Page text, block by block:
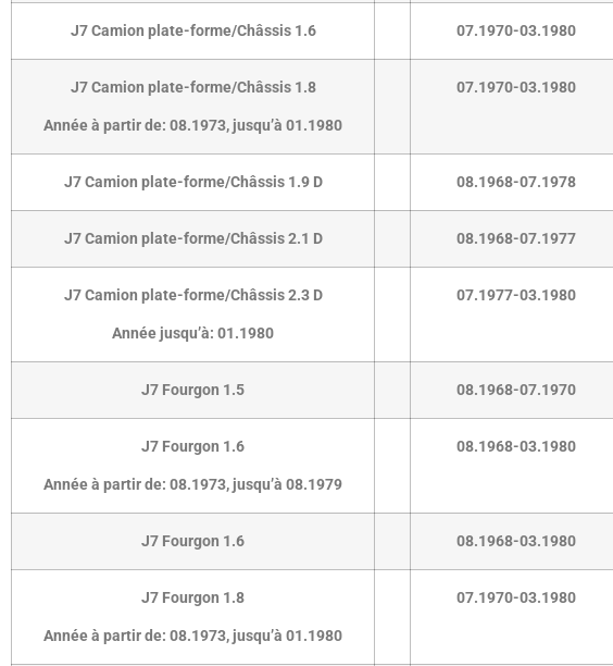
J7 Camion plate-forme/Châssis 1.6 07.1970-03.1980
J7 Camion plate-forme/Châssis 1.8
Année à partir de: 08.1973, jusqu’à 01.1980
07.1970-03.1980
J7 Camion plate-forme/Châssis 1.9 D 08.1968-07.1978
J7 Camion plate-forme/Châssis 2.1 D 08.1968-07.1977
J7 Camion plate-forme/Châssis 2.3 D
Année jusqu’à: 01.1980
07.1977-03.1980
J7 Fourgon 1.5 08.1968-07.1970
J7 Fourgon 1.6
Année à partir de: 08.1973, jusqu’à 08.1979
08.1968-03.1980
J7 Fourgon 1.6 08.1968-03.1980
J7 Fourgon 1.8
Année à partir de: 08.1973, jusqu’à 01.1980
07.1970-03.1980